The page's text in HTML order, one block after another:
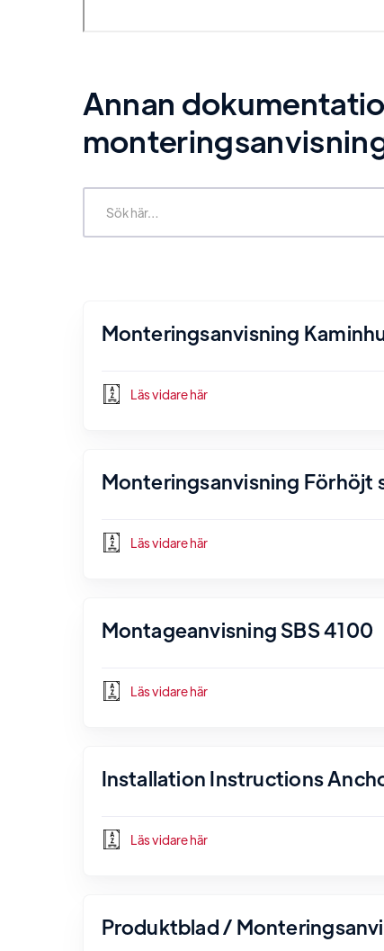
Annan
Monteringsanvisning
Läs vidare här
Monteringsanvisning Förhöjt
Läs vidare här
Montageanvisning SBS 4100
Läs vidare här
Installation Instructions
Läs vidare här
Produktblad /